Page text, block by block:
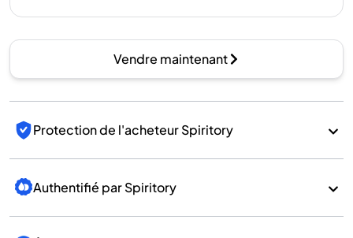
Vendre maintenant
Protection de l'acheteur Spiritory
Authentifié par Spiritory